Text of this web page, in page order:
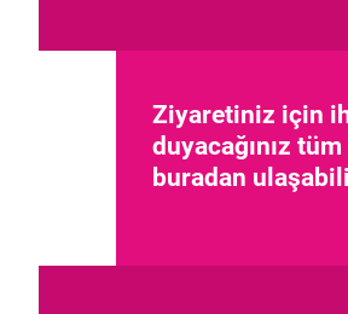
Ziyaretiniz için
duyacağınız
buradan